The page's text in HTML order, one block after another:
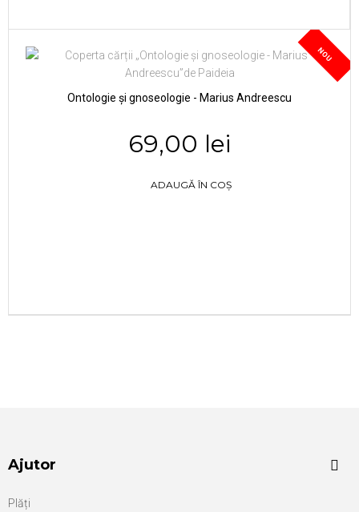
NOU
Ontologie și gnoseologie - Marius Andreescu
69,00 lei
ADAUGĂ ÎN COȘ
Ajutor
Plăți